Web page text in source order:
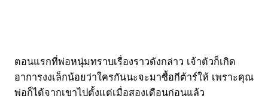
ตอนแรกที่พ่อหนุ่มทราบเรื่องราวดังกล่าว เจ้าตัวก็เกิด
อาการงงเล็กน้อยว่าใครกันนะจะมาซื้อกีต้าร์ให้ เพราะคุณ
พ่อก็ได้จากเขาไปตั้งแต่เมื่อสองเดือนก่อนแล้ว